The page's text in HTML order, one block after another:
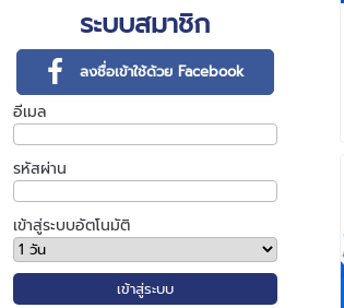
ระบบสมาชิก
ลงชื่อเข้าใช้ด้วย Facebook
อีเมล
รหัสผ่าน
เข้าสู่ระบบอัตโนมัติ